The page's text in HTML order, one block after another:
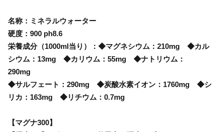
名称：ミネラルウォーター
硬度：900 ph8.6
栄養成分（1000ml当り）：◆マグネシウム：210mg ◆カル
シウム：13mg ◆カリウム：55mg ◆ナトリウム：
290mg
◆サルフェート：290mg ◆炭酸水素イオン：1760mg ◆シ
リカ：163mg ◆リチウム：0.7mg
【マグナ300】